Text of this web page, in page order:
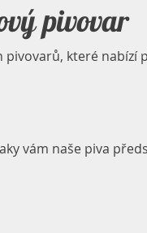
pivovar
pivovarů, které nabízí
vám naše piva